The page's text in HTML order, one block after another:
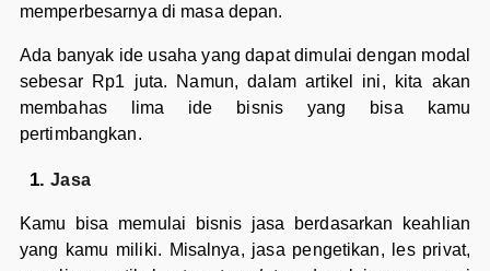
memperbesarnya di masa depan.
Ada banyak ide usaha yang dapat dimulai dengan modal
sebesar Rp1 juta. Namun, dalam artikel ini, kita akan
membahas lima ide bisnis yang bisa kamu
pertimbangkan.
Jasa
Kamu bisa memulai bisnis jasa berdasarkan keahlian
yang kamu miliki. Misalnya, jasa pengetikan, les privat,